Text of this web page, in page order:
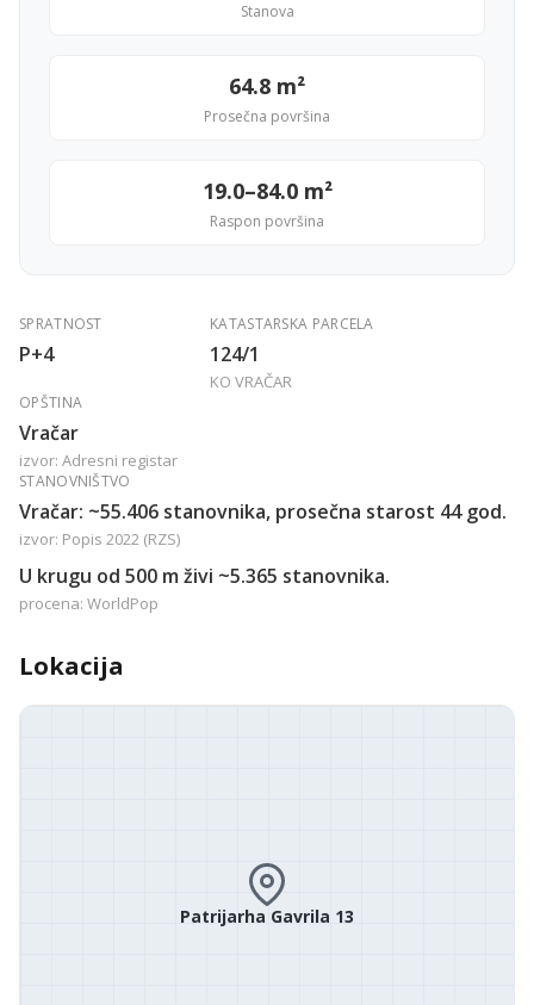
Stanova
64.8 m²
Prosečna površina
19.0–84.0 m²
Raspon površina
SPRATNOST
P+4
KATASTARSKA PARCELA
124/1
KO VRAČAR
OPŠTINA
Vračar
izvor: Adresni registar
STANOVNIŠTVO
Vračar: ~55.406 stanovnika, prosečna starost 44 god.
izvor: Popis 2022 (RZS)
U krugu od 500 m živi ~5.365 stanovnika.
procena: WorldPop
Lokacija
Patrijarha Gavrila 13